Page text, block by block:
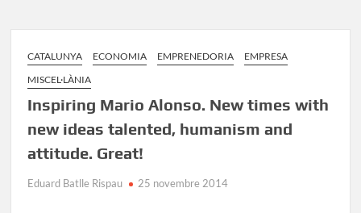
o
k
n
te
ix
CATALUNYA ECONOMIA EMPRENEDORIA
EMPRESA
MISCEL·LÀNIA
Inspiring Mario Alonso. New times with
new ideas talented, humanism and
attitude. Great!
Eduard Batlle Rispau 25 novembre 2014